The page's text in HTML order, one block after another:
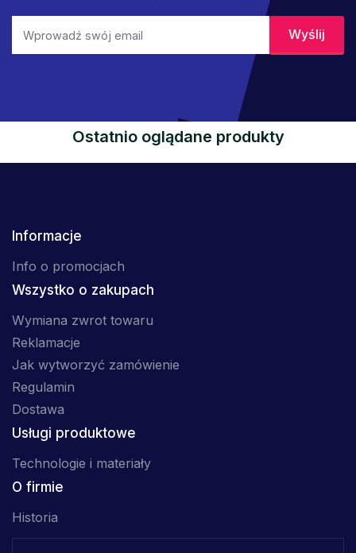
Ostatnio oglądane produkty
Informacje
Info o promocjach
Wszystko o zakupach
Wymiana zwrot towaru
Reklamacje
Jak wytworzyć zamówienie
Regulamin
Dostawa
Usługi produktowe
Technologie i materiały
O firmie
Historia